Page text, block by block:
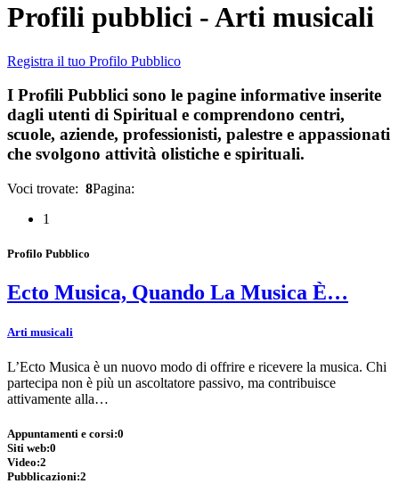
Profili pubblici - Arti musicali
Registra il tuo Profilo Pubblico
I Profili Pubblici sono le pagine informative inserite
dagli utenti di Spiritual e comprendono centri,
scuole, aziende, professionisti, palestre e appassionati
che svolgono attività olistiche e spirituali.
Voci trovate: 8Pagina:
1
Profilo Pubblico
Ecto Musica, Quando La Musica È…
Arti musicali
L’Ecto Musica è un nuovo modo di offrire e ricevere la musica. Chi
partecipa non è più un ascoltatore passivo, ma contribuisce
attivamente alla…
Appuntamenti e corsi:0
Siti web:0
Video:2
Pubblicazioni:2